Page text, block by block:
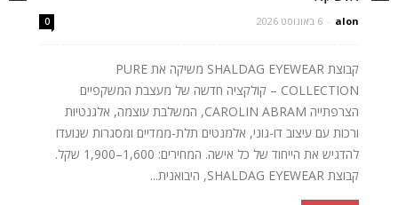
alon
- 6 באוגוסט 2026 0
קבוצת SHALDAG EYEWEAR משיקה את PURE
COLLECTION – קולקציה חדשה של מעצבת המשקפיים
הצרפתייה CAROLIN ABRAM, המשלבת עוצמה, אלגנטיות
ורכות עם עיצוב דו-גוני, אלמנטים תלת-ממדיים ומסגרות שנועדו
להדגיש את הייחוד של כל אישה. המחירים: 1,600–1,900 שקל.
קבוצת SHALDAG EYEWEAR, היבואנית...